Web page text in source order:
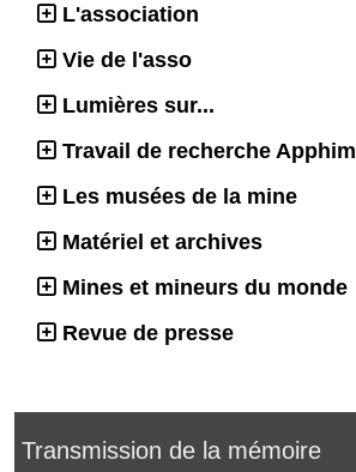
L'association
Vie de l'asso
Lumières sur...
Travail de recherche Apphim
Les musées de la mine
Matériel et archives
Mines et mineurs du monde
Revue de presse
Transmission de la mémoire